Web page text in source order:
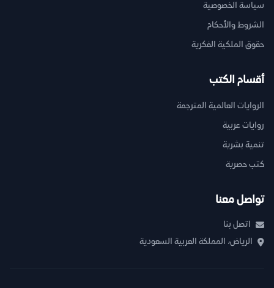
سياسة الخصوصية
الشروط والأحكام
حقوق الملكية الفكرية
أقسام الكتب
الروايات العالمية المترجمة
روايات عربية
تنمية بشرية
كتب حصرية
تواصل معنا
اتصل بنا
الرياض، المملكة العربية السعودية